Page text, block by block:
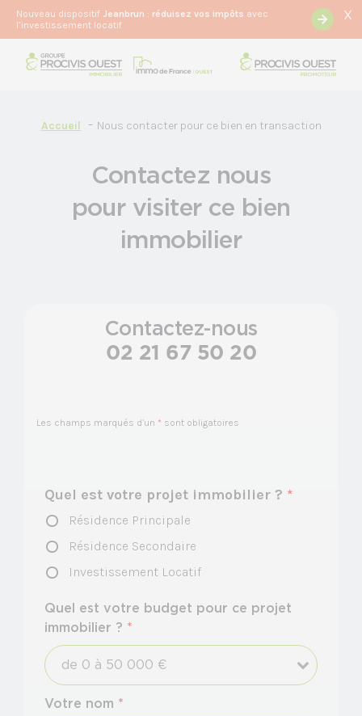
Accueil Nous contacter pour ce bien en transaction
Contactez nous
pour visiter ce bien
immobilier
Contactez-nous
02 21 67 50 20
Les champs marqués d’un * sont obligatoires
Quel est votre projet immobilier ? *
Résidence Principale
Résidence Secondaire
Investissement Locatif
Quel est votre budget pour ce projet
immobilier ? *
Votre nom *
Nouveau dispositif Jeanbrun : réduisez vos impôts avec
l’investissement locatif
X